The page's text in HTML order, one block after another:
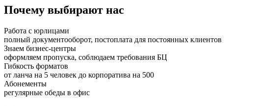
Почему выбирают нас
Работа с юрлицами
полный документооборот, постоплата для постоянных клиентов
Знаем бизнес-центры
оформляем пропуска, соблюдаем требования БЦ
Гибкость форматов
от ланча на 5 человек до корпоратива на 500
Абонементы
регулярные обеды в офис